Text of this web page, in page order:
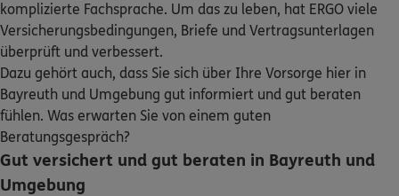
Rechnung einreichen
Kontakt
Meine Versicherungen
Jochen Wolff
Friedrichstr. 31
Homepage besuchen
Denise Bergler
Maximilianstraße 71
Homepage besuchen
komplizierte Fachsprache. Um das zu leben, hat ERGO viele
Versicherungsbedingungen, Briefe und Vertragsunterlagen
überprüft und verbessert.
Dazu gehört auch, dass Sie sich über Ihre Vorsorge hier in
Bayreuth und Umgebung gut informiert und gut beraten
fühlen. Was erwarten Sie von einem guten
Beratungsgespräch?
Gut versichert und gut beraten in Bayreuth und
Umgebung